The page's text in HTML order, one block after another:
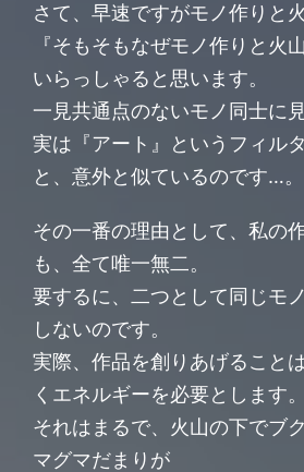
さて、早速ですがモノ作りと火
『そもそもなぜモノ作りと火
いらっしゃると思います。
一見共通点のないモノ同士に
実は『アート』というフィル
と、意外と似ているのです…。
その一番の理由として、私の
も、全て唯一無二。
要するに、二つとして同じモ
しないのです。
実際、作品を創りあげること
くエネルギーを必要とします。
それはまるで、火山の下でブ
マグマだまりが